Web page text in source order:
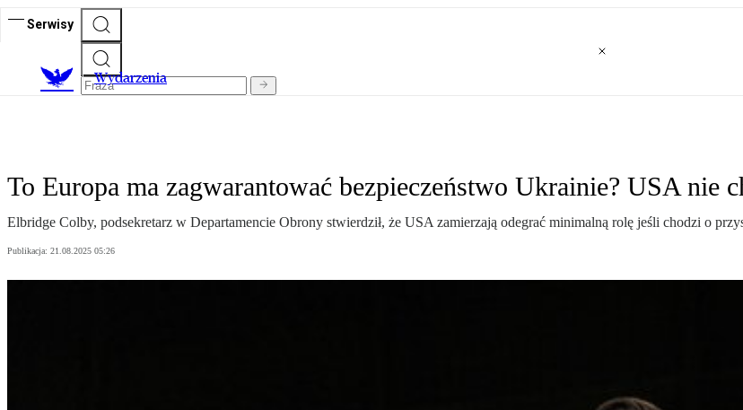
Serwisy
Wydarzenia
To Europa ma zagwarantować bezpieczeństwo Ukrainie? USA nie
Elbridge Colby, podsekretarz w Departamencie Obrony stwierdził, że USA zamierzają odegrać minimalną rolę jeśli chodzi o
Publikacja: 21.08.2025 05:26